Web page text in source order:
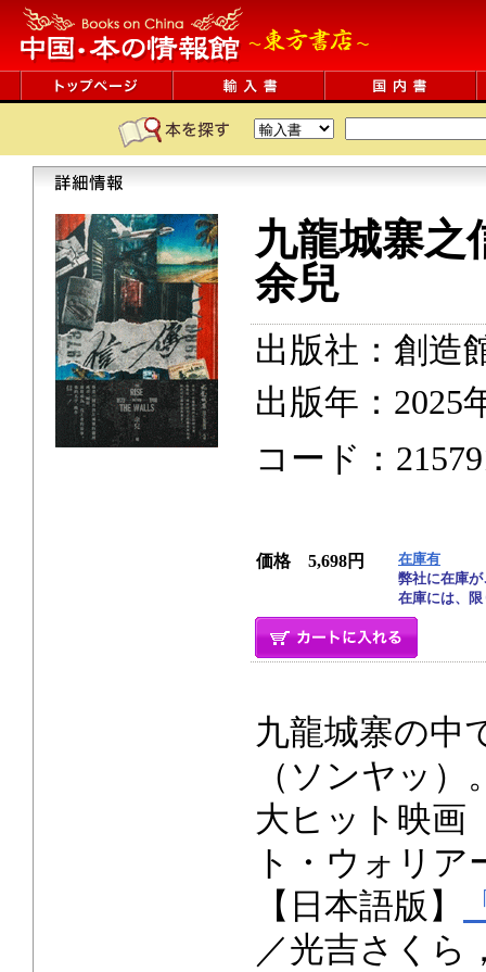
九龍城寨之
余兒
出版社：創造
出版年：2025
コード：
価格 5,698円
在庫有
弊社に在庫
在庫には、
九龍城寨の中
（ソンヤッ
大ヒット映画
ト・ウォリ
【日本語版】
／光吉さく